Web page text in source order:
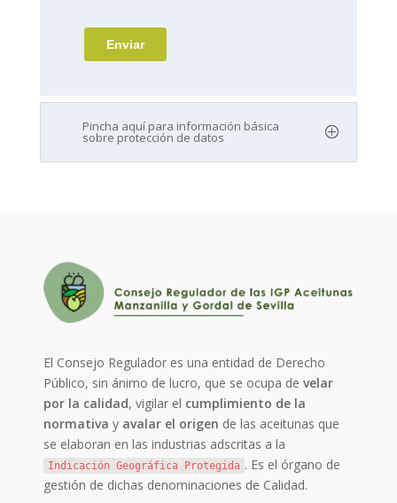
Pincha aquí para información básica
sobre protección de datos
El Consejo Regulador es una entidad de Derecho
Público, sin ánimo de lucro, que se ocupa develar
por la calidad, vigilar el cumplimiento de la
normativa y avalar el origen de las aceitunas que
se elaboran en las industrias adscritas a la
Indicación Geográfica Protegida . Es el órgano de
gestión de dichas denominaciones de Calidad.